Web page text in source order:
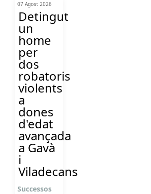
07 Agost 2026
Detingut
un
home
per
dos
robatoris
violents
a
dones
d'edat
avançada
a Gavà
i
Viladecans
Successos